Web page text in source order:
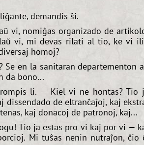
demandis ŝi.
vi, nomiĝas organizado de
vi, mi devas rilati al tio, ke vi
homoj?
Se en la sanitaran departementon
da bono...
li. — Kiel vi ne hontas? Tio
dissendado de eltranĉaĵoj, kaj
kaj donacoj de patronoj, kaj...
Tio ja estas pro vi kaj por vi —
Mi tuŝas nenin nutraĵon, ĉio